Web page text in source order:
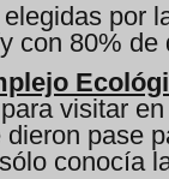
por
con 80%
visitar
pase
conocía